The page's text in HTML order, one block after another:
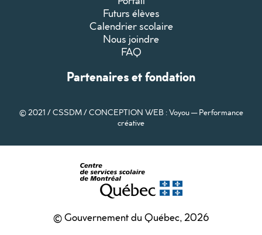
Futurs élèves
Calendrier scolaire
Nous joindre
FAQ
Partenaires et fondation
© 2021 / CSSDM /CONCEPTION WEB : Voyou — Performance
créative
© Gouvernement du Québec, 2026